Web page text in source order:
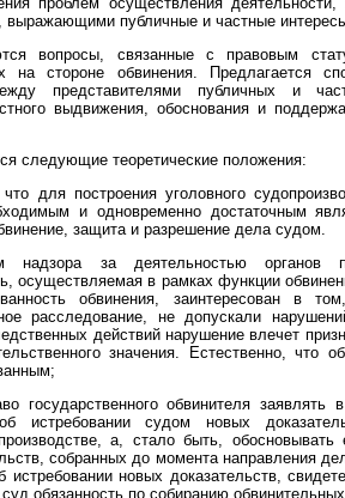
выражающими публичные и частные
вопросы, связанные с правовым
на стороне обвинения. Предлагается
представителями публичных и
выдвижения, обоснования и
следующие теоретические положения:
для построения уголовного
и одновременно достаточным
защита и разрешение дела судом.
надзора за деятельностью органов
осуществляемая в рамках функции
обвинения, заинтересован в
расследование, не допускали
действий нарушение влечет
значения. Естественно, что
государственного обвинителя заявлять
истребовании судом новых
а, стало быть, обосновывать
собранных до момента направления
новых доказательств,
обязанность по собиранию